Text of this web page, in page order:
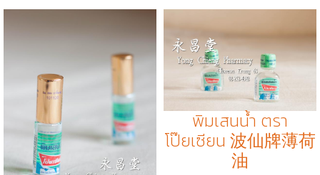
พิมเสนน้ำ ตรา
โป๊ยเซียน 波仙牌薄荷
油